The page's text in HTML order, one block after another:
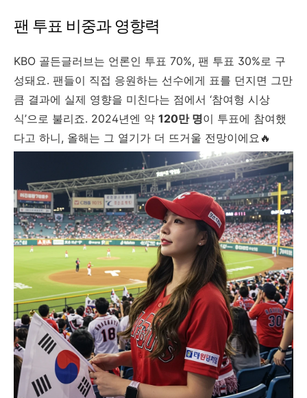
팬 투표 비중과 영향력
KBO 골든글러브는 언론인 투표 70%, 팬 투표 30%로 구
성돼요. 팬들이 직접 응원하는 선수에게 표를 던지면 그만
큼 결과에 실제 영향을 미친다는 점에서 ‘참여형 시상
식’으로 불리죠. 2024년엔 약 120만 명이 투표에 참여했
다고 하니, 올해는 그 열기가 더 뜨거울 전망이에요🔥